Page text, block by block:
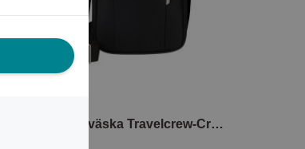
Axelremsväska Travelcrew-Crossover M 9.7"